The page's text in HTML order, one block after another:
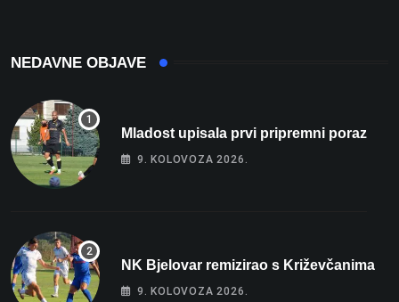
NEDAVNE OBJAVE
Mladost upisala prvi pripremni poraz
9. KOLOVOZA 2026.
NK Bjelovar remizirao s Križevčanima
9. KOLOVOZA 2026.